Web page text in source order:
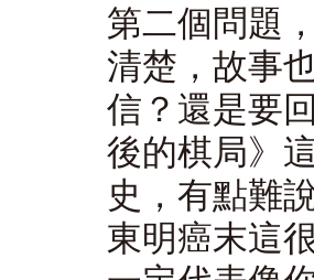
第二個問題
清楚，故事
信？還是要
後的棋局》
史，有點難
東明癌末這